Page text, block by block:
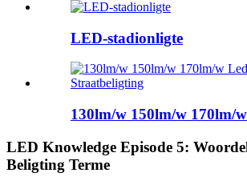
LED-stadionligte
130lm/w 150lm/w 170lm/
LED Knowledge Episode 5:
Beligting Terme